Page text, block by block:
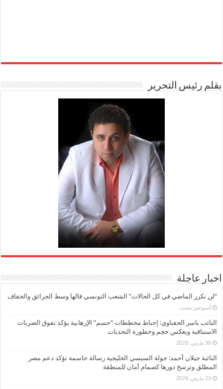
بقلم رئيس التحرير
اخبار عاجلة
“لن نكرر الماضي في كل الحالات” الشعب التونسي قالها وسط الحرائق والجفاف
‏أسبوعين مضت
النائب ياسر الحفناوي: إحباط مخططات “حسم” الإرهابية يؤكد تفوق الضربات
الاستباقية ويعكس حجم وخطورة التحديات
30 مارس، 2026
النائبة جيلان أحمد: جولة السيسي الخليجية رسالة حاسمة تؤكد دعم مصر
المطلق وترسخ دورها كصمام أمان للمنطقة
23 مارس، 2026